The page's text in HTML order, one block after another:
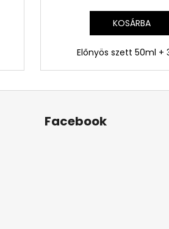
KOSÁRBA
Előnyös szett 50ml +
Facebook